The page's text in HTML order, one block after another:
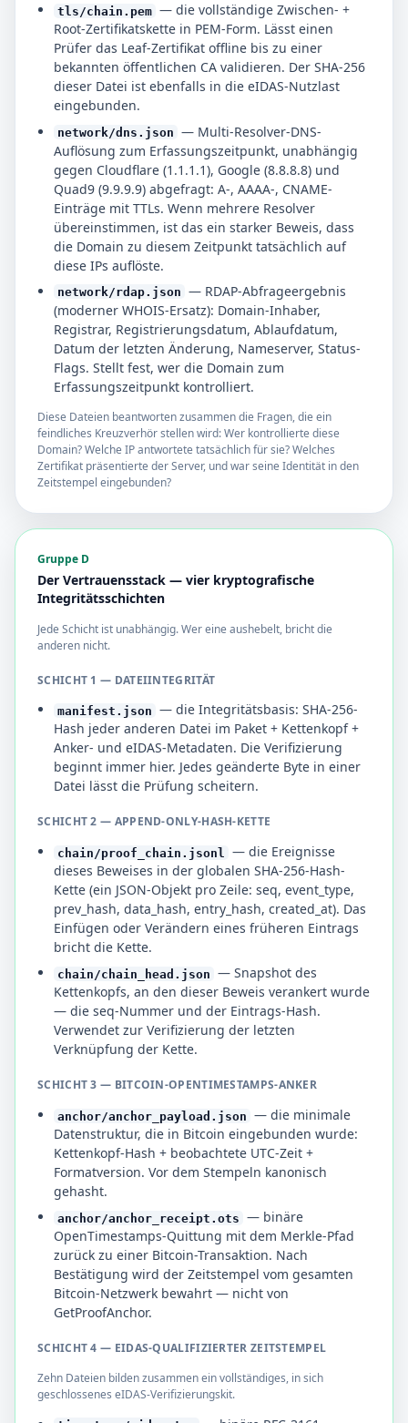
tls/chain.pem — die vollständige Zwischen- +
Root-Zertifikatskette in PEM-Form. Lässt einen
Prüfer das Leaf-Zertifikat offline bis zu einer
bekannten öffentlichen CA validieren. Der SHA-256
dieser Datei ist ebenfalls in die eIDAS-Nutzlast
eingebunden.
network/dns.json — Multi-Resolver-DNS-
Auflösung zum Erfassungszeitpunkt, unabhängig
gegen Cloudflare (1.1.1.1), Google (8.8.8.8) und
Quad9 (9.9.9.9) abgefragt: A-, AAAA-, CNAME-
Einträge mit TTLs. Wenn mehrere Resolver
übereinstimmen, ist das ein starker Beweis, dass
die Domain zu diesem Zeitpunkt tatsächlich auf
diese IPs auflöste.
network/rdap.json — RDAP-Abfrageergebnis
(moderner WHOIS-Ersatz): Domain-Inhaber,
Registrar, Registrierungsdatum, Ablaufdatum,
Datum der letzten Änderung, Nameserver, Status-
Flags. Stellt fest, wer die Domain zum
Erfassungszeitpunkt kontrolliert.
Diese Dateien beantworten zusammen die Fragen, die ein
feindliches Kreuzverhör stellen wird: Wer kontrollierte diese
Domain? Welche IP antwortete tatsächlich für sie? Welches
Zertifikat präsentierte der Server, und war seine Identität in den
Zeitstempel eingebunden?
Gruppe D
Der Vertrauensstack — vier kryptografische
Integritätsschichten
Jede Schicht ist unabhängig. Wer eine aushebelt, bricht die
anderen nicht.
SCHICHT 1 — DATEIINTEGRITÄT
manifest.json — die Integritätsbasis: SHA-256-
Hash jeder anderen Datei im Paket + Kettenkopf +
Anker- und eIDAS-Metadaten. Die Verifizierung
beginnt immer hier. Jedes geänderte Byte in einer
Datei lässt die Prüfung scheitern.
SCHICHT 2 — APPEND-ONLY-HASH-KETTE
chain/proof_chain.jsonl
— die Ereignisse
dieses Beweises in der globalen SHA-256-Hash-
Kette (ein JSON-Objekt pro Zeile: seq, event_type,
prev_hash, data_hash, entry_hash, created_at). Das
Einfügen oder Verändern eines früheren Eintrags
bricht die Kette.
chain/chain_head.json — Snapshot des
Kettenkopfs, an den dieser Beweis verankert wurde
— die seq-Nummer und der Eintrags-Hash.
Verwendet zur Verifizierung der letzten
Verknüpfung der Kette.
SCHICHT 3 — BITCOIN-OPENTIMESTAMPS-ANKER
anchor/anchor_payload.json — die minimale
Datenstruktur, die in Bitcoin eingebunden wurde:
Kettenkopf-Hash + beobachtete UTC-Zeit +
Formatversion. Vor dem Stempeln kanonisch
gehasht.
anchor/anchor_receipt.ots — binäre
OpenTimestamps-Quittung mit dem Merkle-Pfad
zurück zu einer Bitcoin-Transaktion. Nach
Bestätigung wird der Zeitstempel vom gesamten
Bitcoin-Netzwerk bewahrt — nicht von
GetProofAnchor.
SCHICHT 4 — EIDAS-QUALIFIZIERTER ZEITSTEMPEL
Zehn Dateien bilden zusammen ein vollständiges, in sich
geschlossenes eIDAS-Verifizierungskit.